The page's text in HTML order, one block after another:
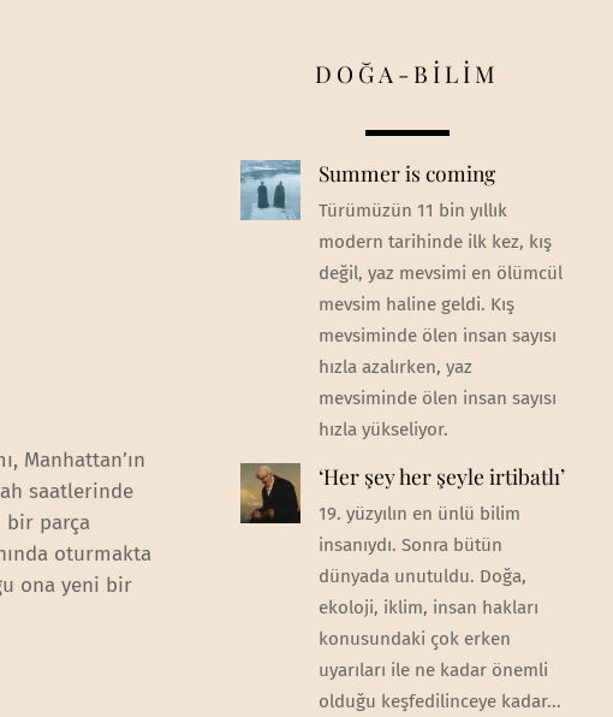
Manhattan’ın
saatlerinde
bir parça
oturmakta
ona yeni bir
DOĞA-BİLİM
Summer is coming
Türümüzün 11 bin yıllık
modern tarihinde ilk kez, kış
değil, yaz mevsimi en ölümcül
mevsim haline geldi. Kış
mevsiminde ölen insan sayısı
hızla azalırken, yaz
mevsiminde ölen insan sayısı
hızla yükseliyor.
‘Her şey her şeyle irtibatlı’
19. yüzyılın en ünlü bilim
insanıydı. Sonra bütün
dünyada unutuldu. Doğa,
ekoloji, iklim, insan hakları
konusundaki çok erken
uyarıları ile ne kadar önemli
olduğu keşfedilinceye kadar...